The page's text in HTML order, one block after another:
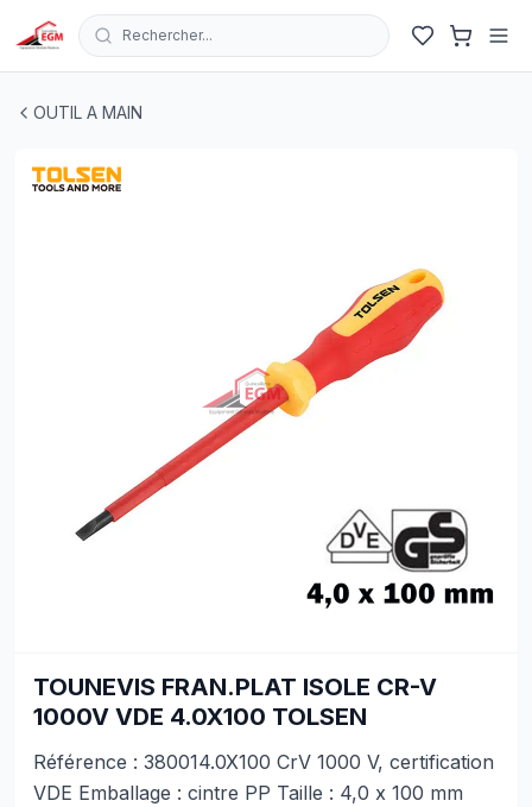
Rechercher...
OUTIL A MAIN
TOUNEVIS FRAN.PLAT ISOLE CR-V
1000V VDE 4.0X100 TOLSEN
Référence : 380014.0X100 CrV 1000 V, certification
VDE Emballage : cintre PP Taille : 4,0 x 100 mm